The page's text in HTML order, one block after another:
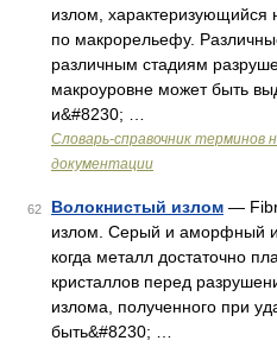
излом,
по макрорельефу.
различным стадиям
макроуровне может быть
и&#8230; …
Словарь-справочник терминов
документации
62 Волокнистый излом —
излом. Серый и аморфный
когда металл достаточно
кристаллов перед
излома, полученного при
быть&#8230; …